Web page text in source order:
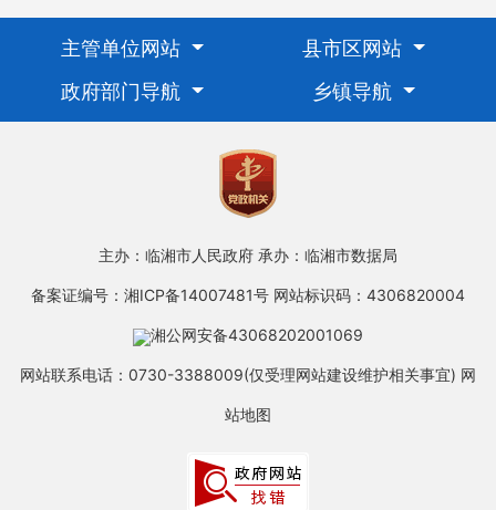
主管单位网站
县市区网站
政府部门导航
乡镇导航
主办：临湘市人民政府 承办：临湘市数据局
备案证编号：湘ICP备14007481号 网站标识码：4306820004
湘公网安备43068202001069
网站联系电话：0730-3388009(仅受理网站建设维护相关事宜) 网
站地图